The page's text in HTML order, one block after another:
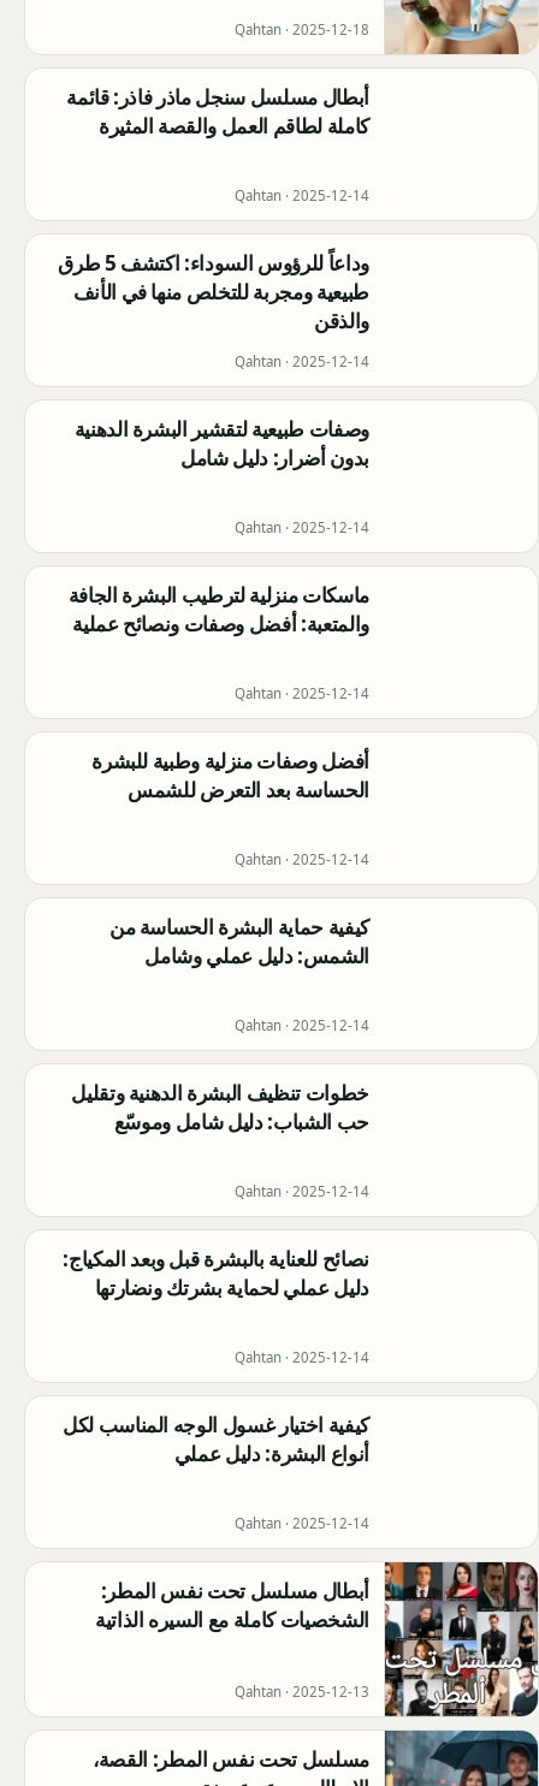
Qahtan · 2025-12-18
أبطال مسلسل سنجل ماذر فاذر: قائمة
كاملة لطاقم العمل والقصة المثيرة
Qahtan · 2025-12-14
وداعاً للرؤوس السوداء: اكتشف 5 طرق
طبيعية ومجربة للتخلص منها في الأنف
والذقن
Qahtan · 2025-12-14
وصفات طبيعية لتقشير البشرة الدهنية
بدون أضرار: دليل شامل
Qahtan · 2025-12-14
ماسكات منزلية لترطيب البشرة الجافة
والمتعبة: أفضل وصفات ونصائح عملية
Qahtan · 2025-12-14
أفضل وصفات منزلية وطبية للبشرة
الحساسة بعد التعرض للشمس
Qahtan · 2025-12-14
كيفية حماية البشرة الحساسة من
الشمس: دليل عملي وشامل
Qahtan · 2025-12-14
خطوات تنظيف البشرة الدهنية وتقليل
حب الشباب: دليل شامل وموسّع
Qahtan · 2025-12-14
نصائح للعناية بالبشرة قبل وبعد المكياج:
دليل عملي لحماية بشرتك ونضارتها
Qahtan · 2025-12-14
كيفية اختيار غسول الوجه المناسب لكل
أنواع البشرة: دليل عملي
Qahtan · 2025-12-14
أبطال مسلسل تحت نفس المطر:
الشخصيات كاملة مع السيره الذاتية
Qahtan · 2025-12-13
مسلسل تحت نفس المطر: القصة،